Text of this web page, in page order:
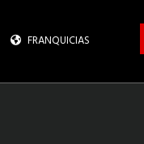
FRANQUICIAS